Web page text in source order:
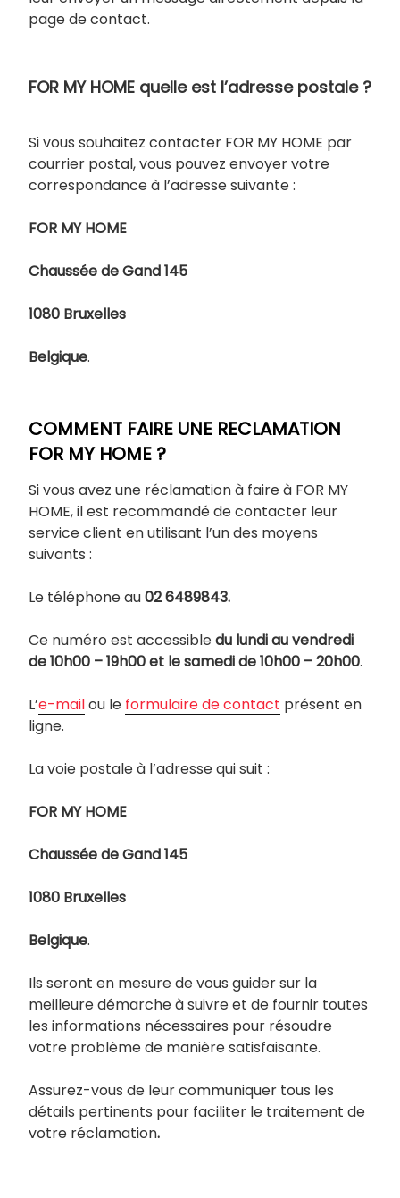
page de contact.
FOR MY HOME quelle est l’adresse postale ?
Si vous souhaitez contacter FOR MY HOME par
courrier postal, vous pouvez envoyer votre
correspondance à l’adresse suivante :
FOR MY HOME
Chaussée de Gand 145
1080 Bruxelles
Belgique.
COMMENT FAIRE UNE RECLAMATION
FOR MY HOME ?
Si vous avez une réclamation à faire à FOR MY
HOME, il est recommandé de contacter leur
service client en utilisant l’un des moyens
suivants :
Le téléphone au02 6489843.
Ce numéro est accessibledu lundi au vendredi
de 10h00 – 19h00 et le samedi de 10h00 – 20h00.
L’e-mailou le formulaire de contact présent en
ligne.
La voie postale à l’adresse qui suit :
FOR MY HOME
Chaussée de Gand 145
1080 Bruxelles
Belgique.
Ils seront en mesure de vous guider sur la
meilleure démarche à suivre et de fournir toutes
les informations nécessaires pour résoudre
votre problème de manière satisfaisante.
Assurez-vous de leur communiquer tous les
détails pertinents pour faciliter le traitement de
votre réclamation.